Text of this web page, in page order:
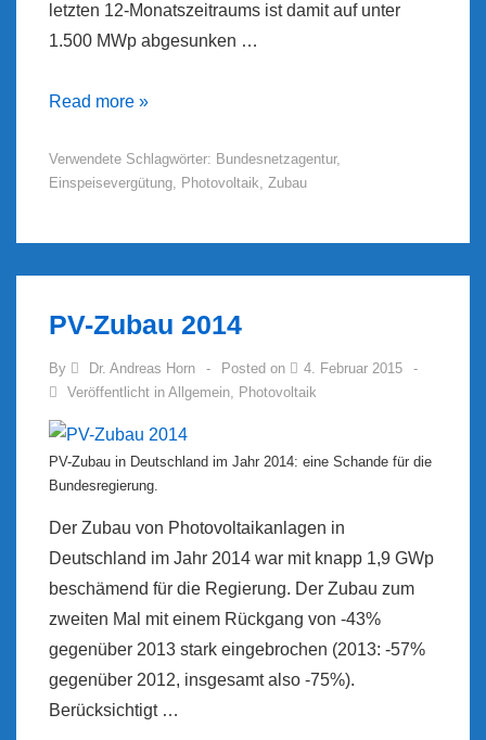
letzten 12-Monatszeitraums ist damit auf unter
1.500 MWp abgesunken …
PV-
Vergütung
stabil
niedrig
Read more »
Verwendete Schlagwörter: Bundesnetzagentur,
Einspeisevergütung, Photovoltaik, Zubau
PV-Zubau 2014
By Dr. Andreas Horn Posted on
4. Februar 2015
Veröffentlicht in Allgemein, Photovoltaik
PV-Zubau in Deutschland im Jahr 2014: eine Schande für die
Bundesregierung.
Der Zubau von Photovoltaikanlagen in
Deutschland im Jahr 2014 war mit knapp 1,9 GWp
beschämend für die Regierung. Der Zubau zum
zweiten Mal mit einem Rückgang von -43%
gegenüber 2013 stark eingebrochen (2013: -57%
gegenüber 2012, insgesamt also -75%).
Berücksichtigt …